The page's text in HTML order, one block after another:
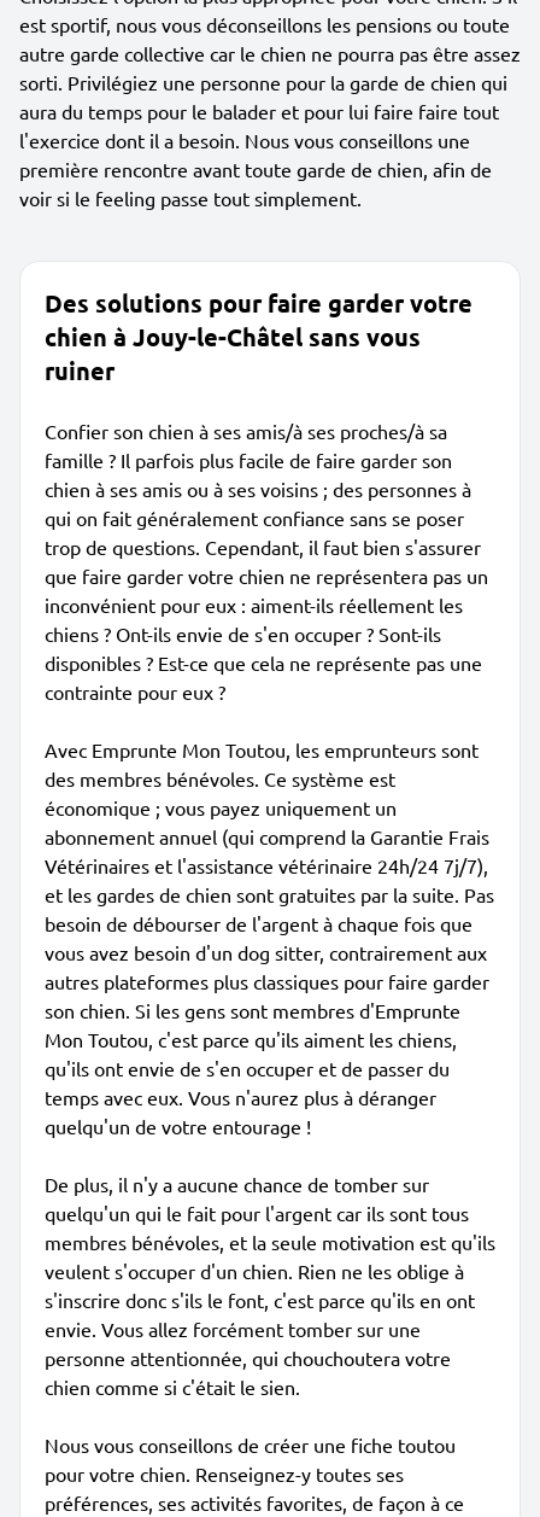
est sportif, nous vous déconseillons les pensions ou toute
autre garde collective car le chien ne pourra pas être assez
sorti. Privilégiez une personne pour la garde de chien qui
aura du temps pour le balader et pour lui faire faire tout
l'exercice dont il a besoin. Nous vous conseillons une
première rencontre avant toute garde de chien, afin de
voir si le feeling passe tout simplement.
Des solutions pour faire garder votre
chien à Jouy-le-Châtel sans vous
ruiner
Confier son chien à ses amis/à ses proches/à sa
famille ? Il parfois plus facile de faire garder son
chien à ses amis ou à ses voisins ; des personnes à
qui on fait généralement confiance sans se poser
trop de questions. Cependant, il faut bien s'assurer
que faire garder votre chien ne représentera pas un
inconvénient pour eux : aiment-ils réellement les
chiens ? Ont-ils envie de s'en occuper ? Sont-ils
disponibles ? Est-ce que cela ne représente pas une
contrainte pour eux ?
Avec Emprunte Mon Toutou, les emprunteurs sont
des membres bénévoles. Ce système est
économique ; vous payez uniquement un
abonnement annuel (qui comprend la Garantie Frais
Vétérinaires et l'assistance vétérinaire 24h/24 7j/7),
et les gardes de chien sont gratuites par la suite. Pas
besoin de débourser de l'argent à chaque fois que
vous avez besoin d'un dog sitter, contrairement aux
autres plateformes plus classiques pour faire garder
son chien. Si les gens sont membres d'Emprunte
Mon Toutou, c'est parce qu'ils aiment les chiens,
qu'ils ont envie de s'en occuper et de passer du
temps avec eux. Vous n'aurez plus à déranger
quelqu'un de votre entourage !
De plus, il n'y a aucune chance de tomber sur
quelqu'un qui le fait pour l'argent car ils sont tous
membres bénévoles, et la seule motivation est qu'ils
veulent s'occuper d'un chien. Rien ne les oblige à
s'inscrire donc s'ils le font, c'est parce qu'ils en ont
envie. Vous allez forcément tomber sur une
personne attentionnée, qui chouchoutera votre
chien comme si c'était le sien.
Nous vous conseillons de créer une fiche toutou
pour votre chien. Renseignez-y toutes ses
préférences, ses activités favorites, de façon à ce